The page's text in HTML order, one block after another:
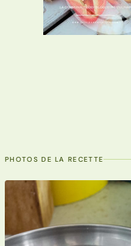
PHOTOS DE LA RECETTE